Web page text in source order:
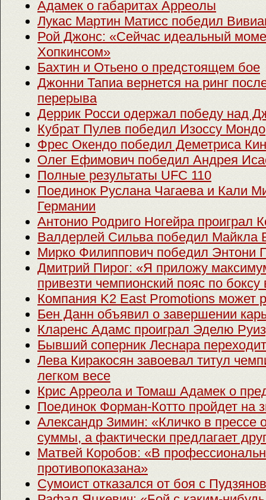
Адамек о габаритах Арреолы
Лукас Мартин Матисс победил
Рой Джонс: «Сейчас идеальный
Хопкинсом»
Бахтин и Отьено о предстоящем бое
Джонни Тапиа вернется на ринг
перерыва
Деррик Росси одержал победу над
Кубрат Пулев победил Изоссу Мондо
Фрес Окендо победил Деметриса
Олег Ефимович победил Андрея
Полные результаты UFC 110
Поединок Руслана Чагаева и Кали
Германии
Антонио Родриго Ногейра проиграл
Валдерлей Сильва победил Майкла
Мирко Филиппович победил Энтони
Дмитрий Пирог: «Я приложу
привезти чемпионский пояс по боксу
Компания K2 East Promotions может
Бен Данн объявил о завершении
Кларенс Адамс проиграл Эделю
Бывший соперник Леснара
Лева Киракосян завоевал титул
легком весе
Крис Арреола и Томаш Адамек о
Поединок Форман-Котто пройдет на
Александр Зимин: «Кличко в прессе
суммы, а фактически предлагает
Матвей Коробов: «В
противопоказана»
Сумоист отказался от боя с